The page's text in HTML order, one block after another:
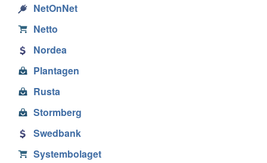
NetOnNet
Netto
Nordea
Plantagen
Rusta
Stormberg
Swedbank
Systembolaget